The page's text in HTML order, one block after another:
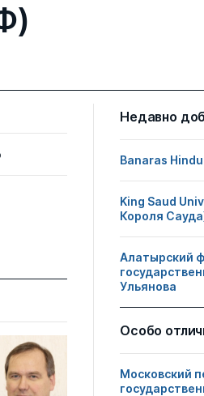
Недавно
Banaras
King Saud
Короля
Алатырский
Ульянова
Особо
Московский